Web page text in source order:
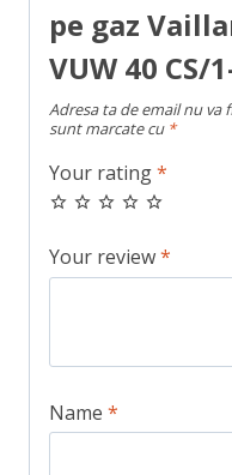
pe gaz
VUW 40 CS/
Adresa ta de email nu va
sunt marcate cu *
Your rating*
Your review*
Name *